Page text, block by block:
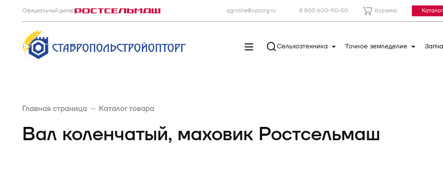
Официальный дилер agroline@optorg.ru 8 800 600-90-50 Корзина
Сельхозтехника Точное земледелие
Главная страница Каталог товара
Вал коленчатый, маховик Ростсельмаш